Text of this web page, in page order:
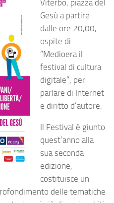
Viterbo, piazza del
Gesù a partire
dalle ore 20,00,
ospite di
“Medioera il
festival di cultura
digitale”, per
parlare di Internet
e diritto d’autore.
Il Festival è giunto
quest’anno alla
sua seconda
edizione,
costituisce un
delle tematiche